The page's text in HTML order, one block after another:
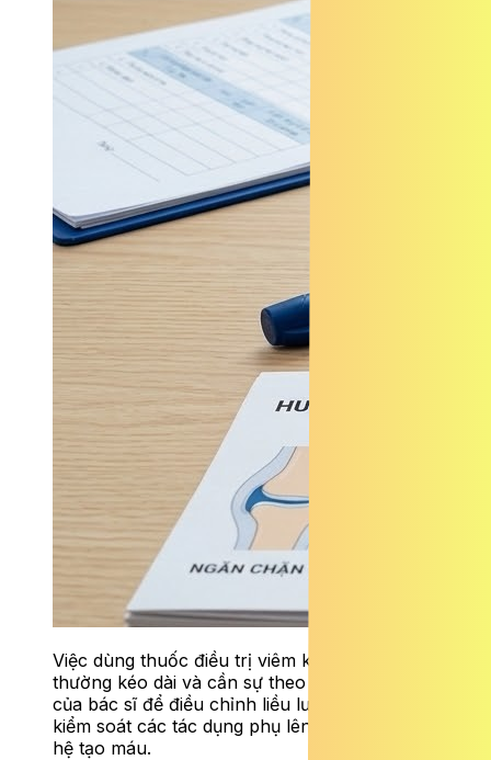
Việc dùng thuốc điều trị viêm khớp dạng thấp
thường kéo dài và cần sự theo dõi chặt chẽ
của bác sĩ để điều chỉnh liều lượng cũng như
kiểm soát các tác dụng phụ lên gan, thận và
hệ tạo máu.